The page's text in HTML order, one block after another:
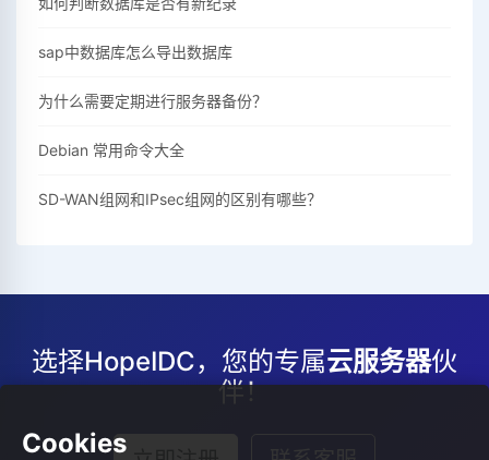
sap中数据库怎么导出数据库
为什么需要定期进行服务器备份？
Debian 常用命令大全
SD-WAN组网和IPsec组网的区别有哪些？
选择HopeIDC，您的专属云服务器伙
伴！
Cookies